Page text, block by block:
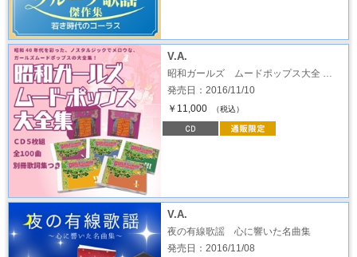
V.A.
昭和ガールズ ムードポップス大全 …
発売日：2016/11/10
￥11,000
（税込）
V.A.
夜の有線歌謡 心に響いた名曲集
発売日：2016/11/08